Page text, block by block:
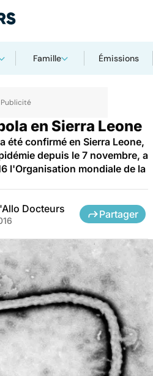
Famille Émissions
en Sierra Leone
été confirmé en Sierra Leone,
depuis le 7 novembre, a
l'Organisation mondiale de la
Docteurs Partager